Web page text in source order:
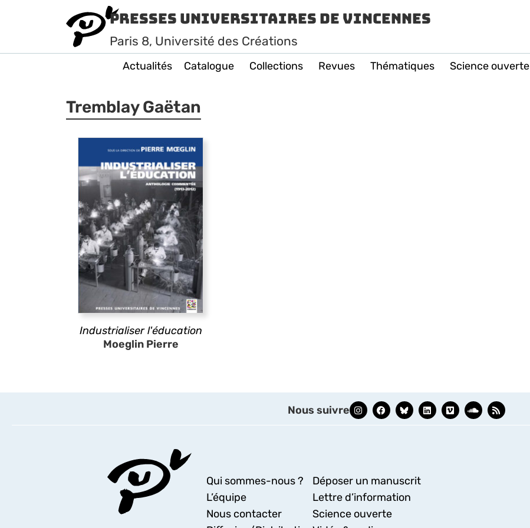
Presses Universitaires de Vincennes
Paris 8, Université des Créations
Actualités Catalogue Collections Revues Thématiques Science ouverte
Tremblay Gaëtan
Industrialiser l'éducation
Moeglin Pierre
Nous suivre
Qui sommes-nous ?
L’équipe
Nous contacter
Déposer un manuscrit
Lettre d’information
Science ouverte